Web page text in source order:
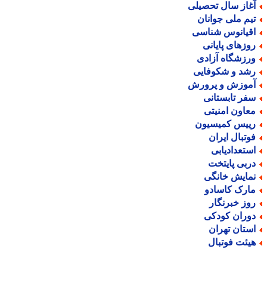
سال تحصیلی
ملی جوانان
شناسی
پایانی
آزادی
و شکوفایی
و پرورش
تابستانی
امنیتی
کمیسیون
ایران
پایتخت
خانگی
کاسادو
خبرنگار
کودکی
تهران
فوتبال